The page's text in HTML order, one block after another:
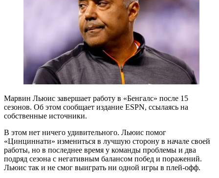
Марвин Льюис завершает работу в «Бенгалс» после 15
сезонов. Об этом сообщает издание ESPN, ссылаясь на
собственные источники.
В этом нет ничего удивительного. Льюис помог
«Цинциннати» измениться в лучшую сторону в начале своей
работы, но в последнее время у команды проблемы и два
подряд сезона с негативным балансом побед и поражений.
Льюис так и не смог выиграть ни одной игры в плей-офф.